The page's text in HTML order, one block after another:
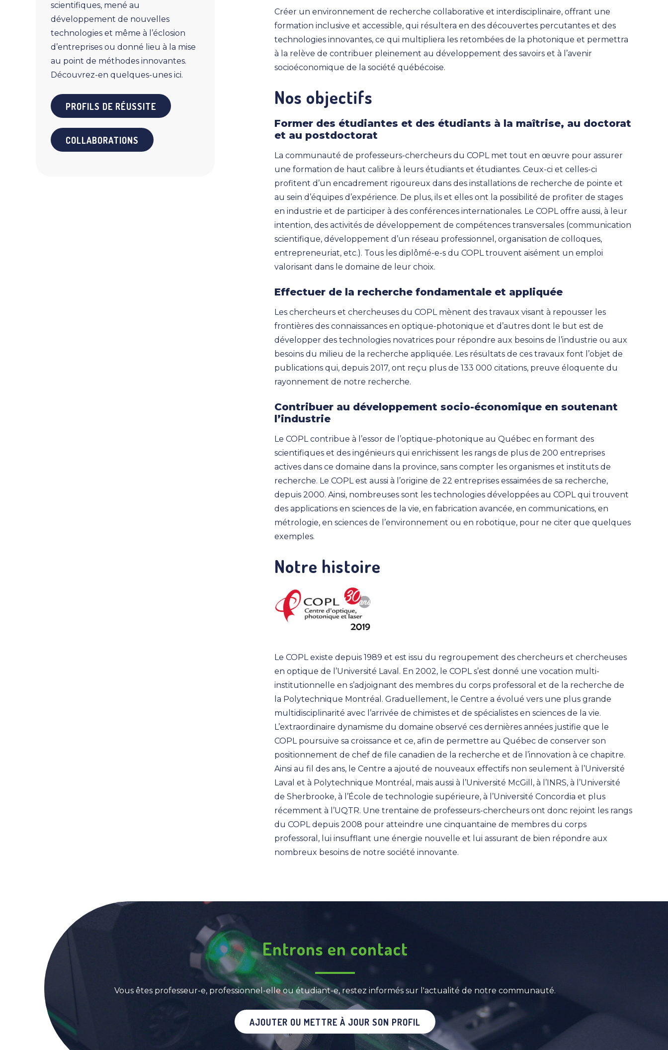
scientifiques, mené au
développement de nouvelles
technologies et même à l’éclosion
d’entreprises ou donné lieu à la mise
au point de méthodes innovantes.
Découvrez-en quelques-unes ici.
PROFILS DE RÉUSSITE
COLLABORATIONS
Créer un environnement de recherche collaborative et interdisciplinaire, offrant une
formation inclusive et accessible, qui résultera en des découvertes percutantes et des
technologies innovantes, ce qui multipliera les retombées de la photonique et permettra
à la relève de contribuer pleinement au développement des savoirs et à l’avenir
socioéconomique de la société québécoise.
Nos objectifs
Former des étudiantes et des étudiants à la maîtrise, au doctorat
et au postdoctorat
La communauté de professeurs-chercheurs du COPL met tout en œuvre pour assurer
une formation de haut calibre à leurs étudiants et étudiantes. Ceux-ci et celles-ci
profitent d’un encadrement rigoureux dans des installations de recherche de pointe et
au sein d’équipes d’expérience. De plus, ils et elles ont la possibilité de profiter de stages
en industrie et de participer à des conférences internationales. Le COPL offre aussi, à leur
intention, des activités de développement de compétences transversales (communication
scientifique, développement d’un réseau professionnel, organisation de colloques,
entrepreneuriat, etc.). Tous les diplômé-e-s du COPL trouvent aisément un emploi
valorisant dans le domaine de leur choix.
Effectuer de la recherche fondamentale et appliquée
Les chercheurs et chercheuses du COPL mènent des travaux visant à repousser les
frontières des connaissances en optique-photonique et d’autres dont le but est de
développer des technologies novatrices pour répondre aux besoins de l’industrie ou aux
besoins du milieu de la recherche appliquée. Les résultats de ces travaux font l’objet de
publications qui, depuis 2017, ont reçu plus de 133 000 citations, preuve éloquente du
rayonnement de notre recherche.
Contribuer au développement socio-économique en soutenant
l’industrie
Le COPL contribue à l’essor de l’optique-photonique au Québec en formant des
scientifiques et des ingénieurs qui enrichissent les rangs de plus de 200 entreprises
actives dans ce domaine dans la province, sans compter les organismes et instituts de
recherche. Le COPL est aussi à l’origine de 22 entreprises essaimées de sa recherche,
depuis 2000. Ainsi, nombreuses sont les technologies développées au COPL qui trouvent
des applications en sciences de la vie, en fabrication avancée, en communications, en
métrologie, en sciences de l’environnement ou en robotique, pour ne citer que quelques
exemples.
Notre histoire
Le COPL existe depuis 1989 et est issu du regroupement des chercheurs et chercheuses
en optique de l’Université Laval. En 2002, le COPL s’est donné une vocation multi-
institutionnelle en s’adjoignant des membres du corps professoral et de la recherche de
la Polytechnique Montréal. Graduellement, le Centre a évolué vers une plus grande
multidisciplinarité avec l’arrivée de chimistes et de spécialistes en sciences de la vie.
L’extraordinaire dynamisme du domaine observé ces dernières années justifie que le
COPL poursuive sa croissance et ce, afin de permettre au Québec de conserver son
positionnement de chef de file canadien de la recherche et de l’innovation à ce chapitre.
Ainsi au fil des ans, le Centre a ajouté de nouveaux effectifs non seulement à l’Université
Laval et à Polytechnique Montréal, mais aussi à l’Université McGill, à l’INRS, à l’Université
de Sherbrooke, à l’École de technologie supérieure, à l’Université Concordia et plus
récemment à l’UQTR. Une trentaine de professeurs-chercheurs ont donc rejoint les rangs
du COPL depuis 2008 pour atteindre une cinquantaine de membres du corps
professoral, lui insufflant une énergie nouvelle et lui assurant de bien répondre aux
nombreux besoins de notre société innovante.
Entrons en contact
Vous êtes professeur-e, professionnel-elle ou étudiant-e, restez informés sur l'actualité de notre communauté.
AJOUTER OU METTRE À JOUR SON PROFIL